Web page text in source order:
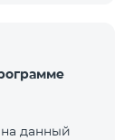
данный